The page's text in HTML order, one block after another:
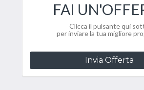
FAI
Clicca il pulsante qui
per inviare la tua migliore
Invia Offerta